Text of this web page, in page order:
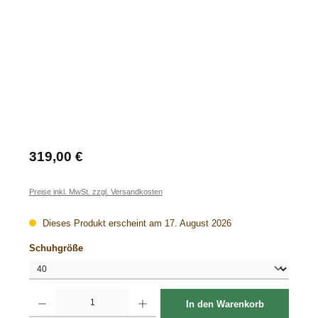
Regulärer Preis:
319,00 €
Preise inkl. MwSt. zzgl. Versandkosten
Dieses Produkt erscheint am 17. August 2026
Schuhgrößeauswählen
In den Warenkorb